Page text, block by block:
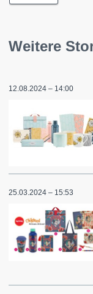
Weitere
12.08.2024 – 14:00
25.03.2024 – 15:53